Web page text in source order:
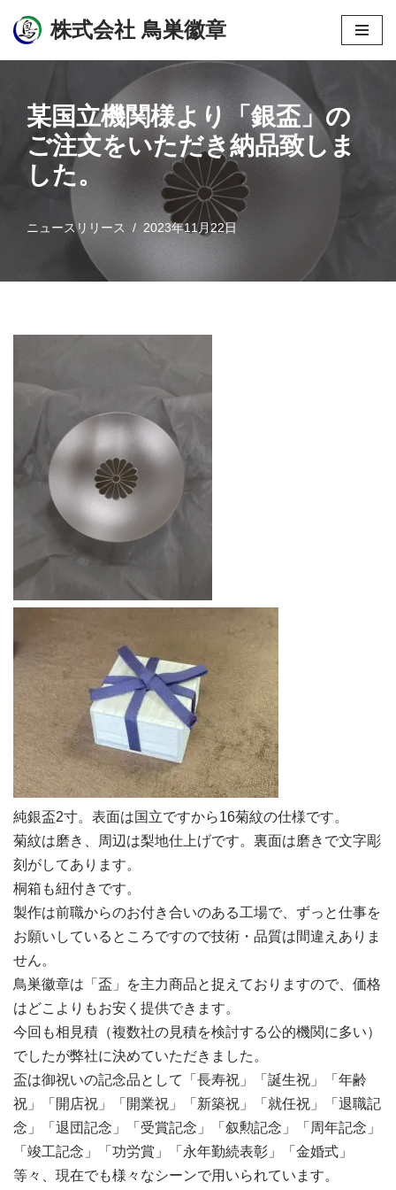
コ
株式会社 鳥巣徽章
某国立機関様より「銀盃」の
ご注文をいただき納品致しま
した。
ニュースリリース 2023年11月22日
純銀盃2寸。表面は国立ですから16菊紋の仕様です。
菊紋は磨き、周辺は梨地仕上げです。裏面は磨きで文字彫
刻がしてあります。
桐箱も紐付きです。
製作は前職からのお付き合いのある工場で、ずっと仕事を
お願いしているところですので技術・品質は間違えありま
せん。
鳥巣徽章は「盃」を主力商品と捉えておりますので、価格
はどこよりもお安く提供できます。
今回も相見積（複数社の見積を検討する公的機関に多い）
でしたが弊社に決めていただきました。
盃は御祝いの記念品として「長寿祝」「誕生祝」「年齢
祝」「開店祝」「開業祝」「新築祝」「就任祝」「退職記
念」「退団記念」「受賞記念」「叙勲記念」「周年記念」
「竣工記念」「功労賞」「永年勤続表彰」「金婚式」
等々、現在でも様々なシーンで用いられています。